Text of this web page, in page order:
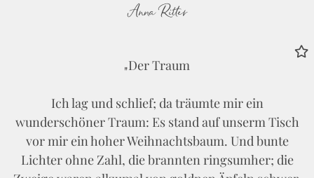
Anna Ritter
Der Traum
Ich lag und schlief; da träumte mir ein
wunderschöner Traum: Es stand auf unserm Tisch
vor mir ein hoher Weihnachtsbaum. Und bunte
Lichter ohne Zahl, die brannten ringsumher; die